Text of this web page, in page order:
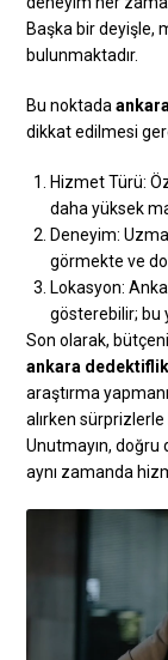
Başka bir deyişle,
bulunmaktadır.
Bu noktada
dikkat edilmesi
Hizmet Türü:
daha yüksek
Deneyim:
görmekte ve
Lokasyon:
gösterebilir; bu
Son olarak,
ankara
araştırma
alırken
Unutmayın,
aynı zamanda